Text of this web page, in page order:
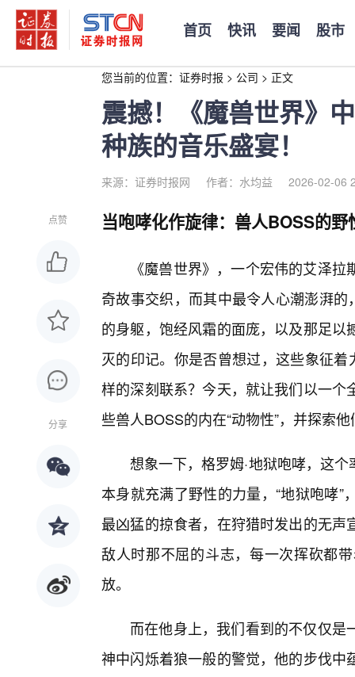
首页 快讯 要闻 股市
您当前的位置： 证券时报 > 公司 > 正文
震撼！《魔兽世界》
种族的音乐盛宴！
来源：证券时报网 作者：水均益 2026-02-06
点赞
分享
当咆哮化作旋律：兽人BOSS的野
《魔兽世界》，一个宏伟的艾泽
奇故事交织，而其中最令人心潮澎湃
的身躯，饱经风霜的面庞，以及那足
灭的印记。你是否曾想过，这些象征
样的深刻联系？今天，就让我们以一
些兽人BOSS的内在“动物性”，并探索
想象一下，格罗姆·地狱咆哮，这
本身就充满了野性的力量，“地狱咆哮
最凶猛的掠食者，在狩猎时发出的无
敌人时那不屈的斗志，每一次挥砍都
放。
而在他身上，我们看到的不仅仅
神中闪烁着狼一般的警觉，他的步伐